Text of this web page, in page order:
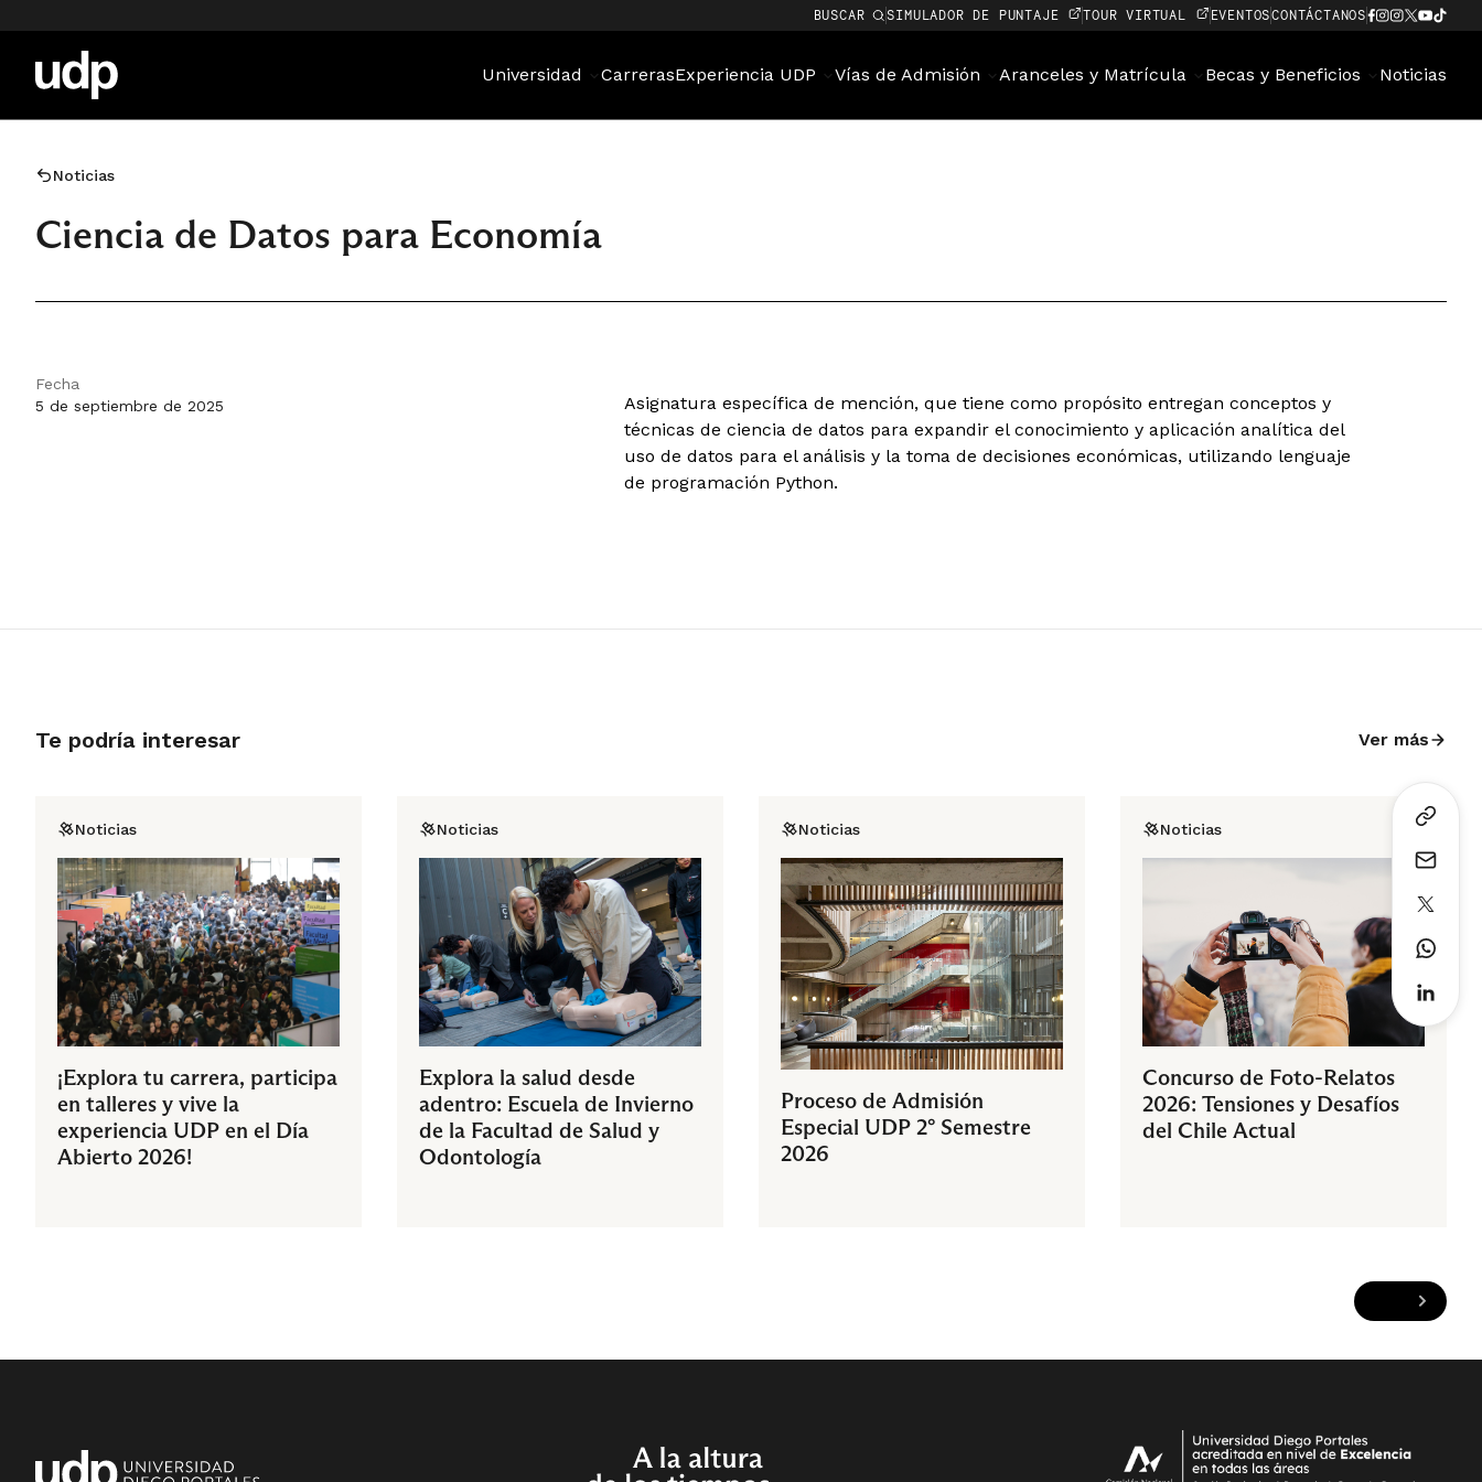
BUSCAR SIMULADOR DE PUNTAJE TOUR VIRTUAL EVENTOSCONTÁCTANOS
Universidad CarrerasExperiencia UDP Vías de Admisión Aranceles y Matrícula Becas y Beneficios Noticias
Noticias
Ciencia de Datos para Economía
Fecha
5 de septiembre de 2025
Asignatura específica de mención, que tiene como propósito entregan conceptos y
técnicas de ciencia de datos para expandir el conocimiento y aplicación analítica del
uso de datos para el análisis y la toma de decisiones económicas, utilizando lenguaje
de programación Python.
Te podría interesar Ver más
Noticias
¡Explora tu carrera, participa
en talleres y vive la
experiencia UDP en el Día
Abierto 2026!
Noticias
Explora la salud desde
adentro: Escuela de Invierno
de la Facultad de Salud y
Odontología
Noticias
Proceso de Admisión
Especial UDP 2° Semestre
2026
Noticias
Concurso de Foto-Relatos
2026: Tensiones y Desafíos
del Chile Actual